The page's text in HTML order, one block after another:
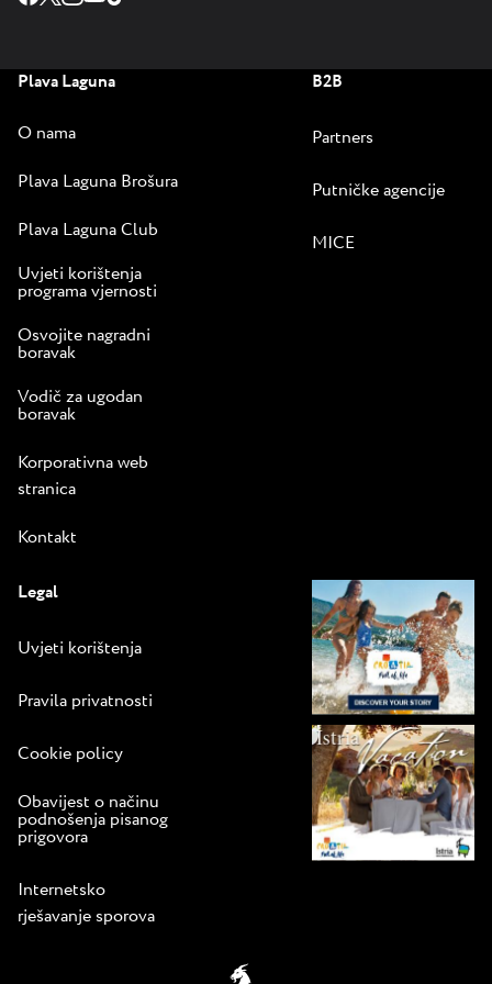
Plava Laguna
O nama
Plava Laguna Brošura
Plava Laguna Club
Uvjeti korištenja
programa vjernosti
Osvojite nagradni
boravak
Vodič za ugodan
boravak
Korporativna web
stranica
Kontakt
B2B
Partners
Putničke agencije
MICE
Legal
Uvjeti korištenja
Pravila privatnosti
Cookie policy
Obavijest o načinu
podnošenja pisanog
prigovora
Internetsko
rješavanje sporova